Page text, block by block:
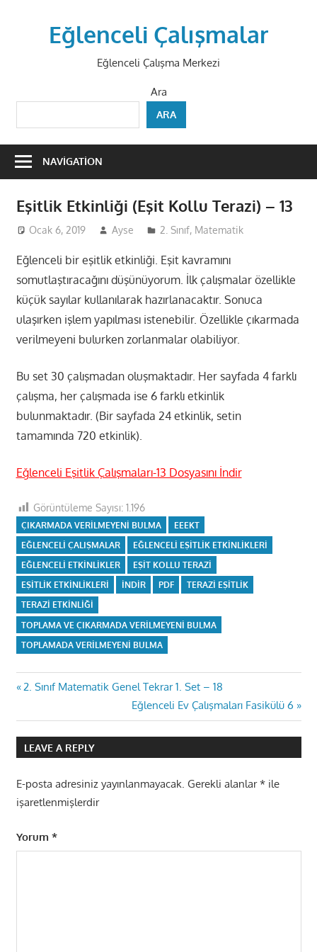
Eğlenceli Çalışmalar
Eğlenceli Çalışma Merkezi
Ara
ARA
NAVIGATION
Eşitlik Etkinliği (Eşit Kollu Terazi) – 13
Ocak 6, 2019 Ayse 2. Sınıf, Matematik
Eğlenceli bir eşitlik etkinliği. Eşit kavramını
somutlaştıracağını düşünüyorum. İlk çalışmalar özellikle
küçük sayılar kullanılarak hazırlanacaktır. Sonuca
ulaşırken işlem yapılması istenebilir. Özellikle çıkarmada
verilmeyeni bulurken zorlanmalar olabiliyor.
Bu set 30 çalışmadan oluşmaktadır. Her sayfada 4 farklı
çalışma, her çalışmada ise 6 farklı etkinlik
bulunmaktadır. (Bir sayfada 24 etkinlik, setin
tamamında 720 etkinlik).
Eğlenceli Eşitlik Çalışmaları-13 Dosyasını İndir
Görüntüleme Sayısı: 1.196
ÇIKARMADA VERILMEYENI BULMA
EEEKT
EĞLENCELI ÇALIŞMALAR
EĞLENCELI EŞITLIK ETKINLIKLERI
EĞLENCELI ETKINLIKLER
EŞIT KOLLU TERAZI
EŞITLIK ETKINLIKLERI
INDIR PDF
TERAZI EŞITLIK
TERAZI ETKINLIĞI
TOPLAMA VE ÇIKARMADA VERILMEYENI BULMA
TOPLAMADA VERILMEYENI BULMA
Yazı
gezinmesi
Previous
2. Sınıf Matematik Genel Tekrar 1. Set – 18
Next
Post:
Eğlenceli Ev Çalışmaları Fasikülü 6
LEAVE A REPLY
E-posta adresiniz yayınlanmayacak. Gerekli alanlar*ile
işaretlenmişlerdir
Yorum *